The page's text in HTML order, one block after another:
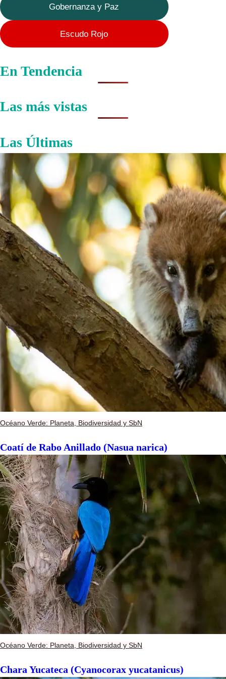
Gobernanza y Paz
Escudo Rojo
En Tendencia
Las más vistas
Las Últimas
Océano Verde: Planeta, Biodiversidad y SbN
Coatí de Rabo Anillado (Nasua narica)
Océano Verde: Planeta, Biodiversidad y SbN
Chara Yucateca (Cyanocorax yucatanicus)